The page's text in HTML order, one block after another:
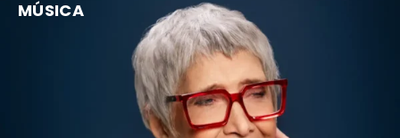
MÚSICA